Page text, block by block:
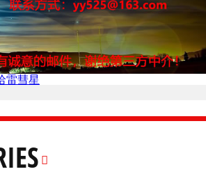
雷彗星